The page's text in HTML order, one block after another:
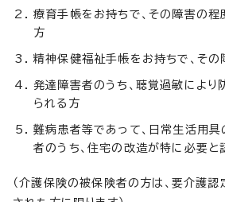
療育手帳をお持ちで、その障害の
方
精神保健福祉手帳をお持ちで、そ
発達障害者のうち、聴覚過敏により
られる方
難病患者等であって、日常生活用
者のうち、住宅の改造が特に必要と
（介護保険の被保険者の方は、要介護認